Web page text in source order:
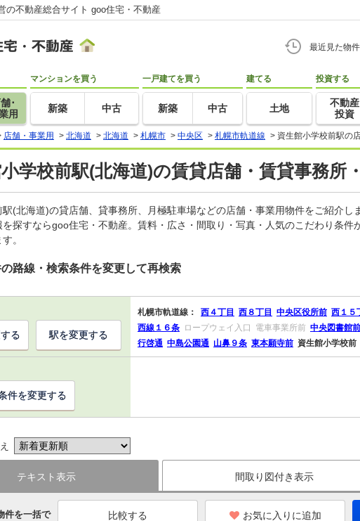
の不動産総合サイト goo住宅・不動産
最近見た物件
･
用
マンションを買う
新築 中古
一戸建てを買う
新築 中古
建てる
土地
投資する
不動産
投資
店舗・事業用 > 北海道 > 北海道 > 札幌市 > 中央区 > 札幌市軌道線 > 資生館小学校前駅の
学校前駅(北海道)の賃貸店舗・賃貸事務所
(北海道)の貸店舗、貸事務所、月極駐車場などの店舗・事業用物件をご紹介し
探すならgoo住宅・不動産。賃料・広さ・間取り・写真・人気のこだわり条
。
路線・検索条件を変更して再検索
札幌市軌道線： 西４丁目 西８丁目 中央区役所前 西１５
西線１６条 ロープウェイ入口 電車事業所前 中央図書館前
行啓通 中島公園通 山鼻９条 東本願寺前 資生館小学校前
る 駅を変更する
件を変更する
テキスト表示 間取り図付き表示
件を一括で お気に入りに追加